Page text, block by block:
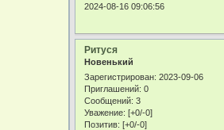
2024-08-16 09:06:56
Ритуся
Новенький
Зарегистрирован: 2023-09-06
Приглашений: 0
Сообщений: 3
Уважение: [+0/-0]
Позитив: [+0/-0]